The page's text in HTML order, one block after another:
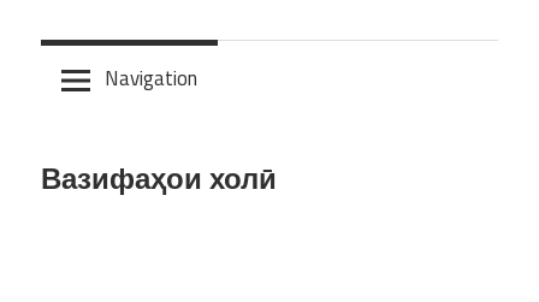
Navigation
Вазифаҳои холӣ